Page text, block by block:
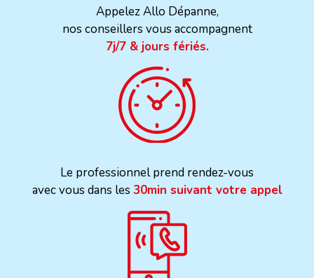
Appelez Allo Dépanne,
nos conseillers vous accompagnent
7j/7 & jours fériés.
Le professionnel prend rendez-vous
avec vous dans les 30min suivant votre appel